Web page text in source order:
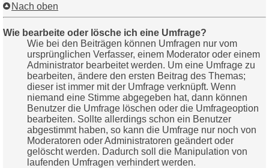
Nach oben
Wie bearbeite oder lösche ich eine Umfrage?
Wie bei den Beiträgen können Umfragen nur vom
ursprünglichen Verfasser, einem Moderator oder einem
Administrator bearbeitet werden. Um eine Umfrage zu
bearbeiten, ändere den ersten Beitrag des Themas;
dieser ist immer mit der Umfrage verknüpft. Wenn
niemand eine Stimme abgegeben hat, dann können
Benutzer die Umfrage löschen oder die Umfrageoption
bearbeiten. Sollte allerdings schon ein Benutzer
abgestimmt haben, so kann die Umfrage nur noch von
Moderatoren oder Administratoren geändert oder
gelöscht werden. Dadurch soll die Manipulation von
laufenden Umfragen verhindert werden.